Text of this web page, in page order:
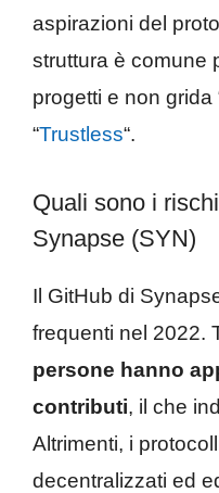
aspirazioni del
struttura è comune
progetti e non grida
“Trustless“.
Quali sono i
Synapse (SYN)
Il GitHub di
frequenti nel 2022.
persone hanno
contributi, il che
Altrimenti, i
decentralizzati ed